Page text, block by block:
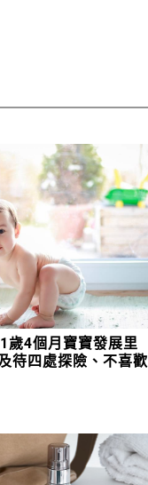
歲4個月寶寶發展里
待四處探險、不喜歡